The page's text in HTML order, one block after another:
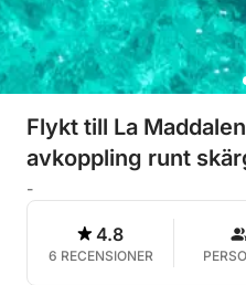
Flykt till La
avkoppling runt
-
4.8
6 RECENSIONER